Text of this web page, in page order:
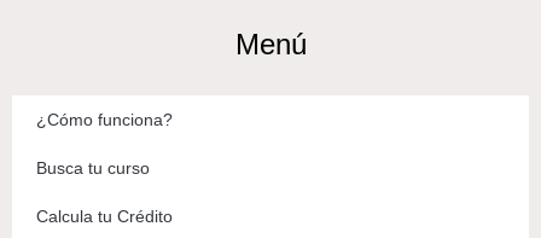
Menú
¿Cómo funciona?
Busca tu curso
Calcula tu Crédito